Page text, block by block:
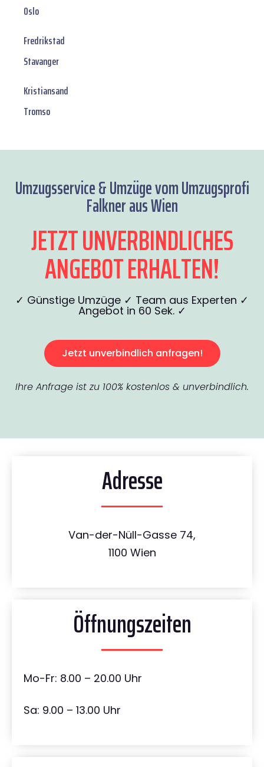
Oslo
Fredrikstad
Stavanger
Kristiansand
Tromso
Umzugsservice & Umzüge vom Umzugsprofi
Falkner aus Wien
JETZT UNVERBINDLICHES
ANGEBOT ERHALTEN!
✓ Günstige Umzüge ✓ Team aus Experten ✓
Angebot in 60 Sek. ✓
Jetzt unverbindlich anfragen!
Ihre Anfrage ist zu 100% kostenlos & unverbindlich.
Adresse
Van-der-Nüll-Gasse 74,
1100 Wien
Öffnungszeiten
Mo-Fr: 8.00 – 20.00 Uhr
Sa: 9.00 – 13.00 Uhr